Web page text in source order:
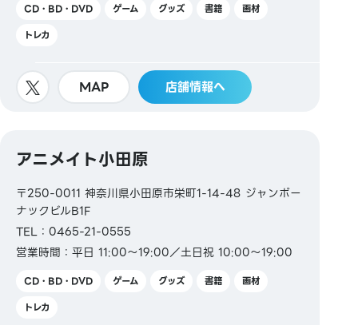
CD・BD・DVD ゲーム グッズ 書籍
画材
トレカ
MAP 店舗情報へ
アニメイト小田原
〒250-0011 神奈川県小田原市栄町1-14-48 ジャンボー
ナックビルB1F
TEL：0465-21-0555
営業時間：平日 11:00～19:00／土日祝 10:00～19:00
CD・BD・DVD ゲーム グッズ 書籍
画材
トレカ